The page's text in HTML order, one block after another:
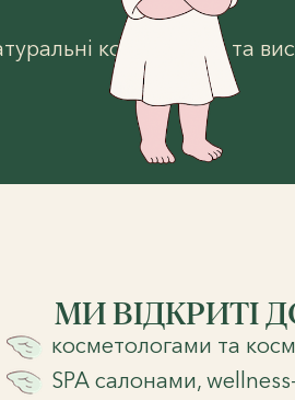
компоненти та
МИ ВІДКРИТІ
косметологами та
SPA салонами,